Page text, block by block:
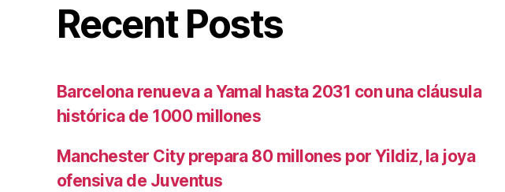
Recent Posts
Barcelona renueva a Yamal hasta 2031 con una cláusula
histórica de 1000 millones
Manchester City prepara 80 millones por Yildiz, la joya
ofensiva de Juventus